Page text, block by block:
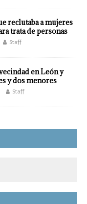
reclutaba a mujeres
trata de personas
Staff
en León y
y dos menores
Staff